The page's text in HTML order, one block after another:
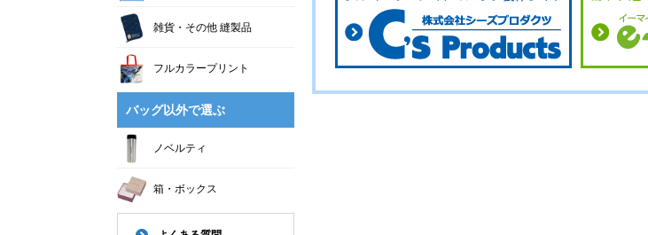
雑貨・その他 縫製品
フルカラープリント
バッグ以外で選ぶ
ノベルティ
箱・ボックス